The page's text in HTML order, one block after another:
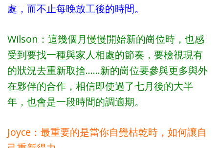
處，而不止每晚放工後的時間。
Wilson：這幾個月慢慢開始新的崗位時，也感
受到要找一種與家人相處的節奏，要檢視現有
的狀況去重新取捨……新的崗位要參與更多與外
在夥伴的合作，相信即使過了七月後的大半
年，也會是一段時間的調適期。
Joyce：最重要的是當你自覺枯乾時，如何讓自